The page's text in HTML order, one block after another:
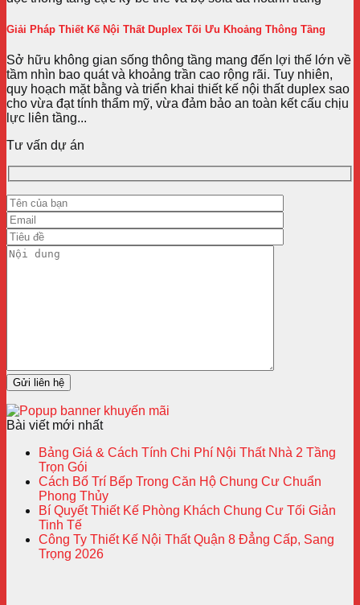
Giải Pháp Thiết Kế Nội Thất Duplex Tối Ưu Khoảng Thông Tầng
Sở hữu không gian sống thông tầng mang đến lợi thế lớn về
tầm nhìn bao quát và khoảng trần cao rộng rãi. Tuy nhiên,
quy hoạch mặt bằng và triển khai thiết kế nội thất duplex sao
cho vừa đạt tính thẩm mỹ, vừa đảm bảo an toàn kết cấu chịu
lực liên tầng...
Tư vấn dự án
Bài viết mới nhất
Bảng Giá & Cách Tính Chi Phí Nội Thất Nhà 2 Tầng
Trọn Gói
Cách Bố Trí Bếp Trong Căn Hộ Chung Cư Chuẩn
Phong Thủy
Bí Quyết Thiết Kế Phòng Khách Chung Cư Tối Giản
Tinh Tế
Công Ty Thiết Kế Nội Thất Quận 8 Đẳng Cấp, Sang
Trọng 2026